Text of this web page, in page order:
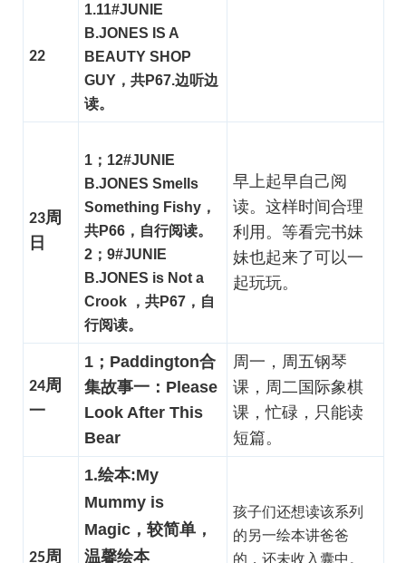
22
1.11#JUNIE
B.JONES IS A
BEAUTY SHOP
GUY，共P67.边听边
读。
23周
日
1；12#JUNIE
B.JONES Smells
Something Fishy，
共P66，自行阅读。
2；9#JUNIE
B.JONES is Not a
Crook ，共P67，自
行阅读。
早上起早自己阅
读。这样时间合理
利用。等看完书妹
妹也起来了可以一
起玩玩。
24周
一
1；Paddington合
集故事一：Please
Look After This
Bear
周一，周五钢琴
课，周二国际象棋
课，忙碌，只能读
短篇。
25周
1.绘本:My
Mummy is
Magic，较简单，
温馨绘本
孩子们还想读该系列
的另一绘本讲爸爸
的，还未收入囊中。